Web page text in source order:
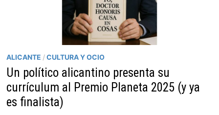
ALICANTE /CULTURA Y OCIO
Un político alicantino presenta su
currículum al Premio Planeta 2025 (y ya
es finalista)